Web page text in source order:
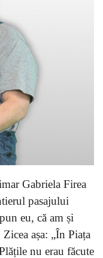
Gabriela Firea
pasajului
eu, că am și
așa: „În Piața
nu erau făcute